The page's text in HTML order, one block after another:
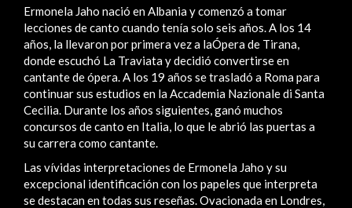
Ermonela Jaho nació en Albania y comenzó a tomar
lecciones de canto cuando tenía solo seis años. A los 14
años, la llevaron por primera vez a laÓpera de Tirana,
donde escuchó La Traviata y decidió convertirse en
cantante de ópera. A los 19 años se trasladó a Roma para
continuar sus estudios en la Accademia Nazionale di Santa
Cecilia. Durante los años siguientes, ganó muchos
concursos de canto en Italia, lo que le abrió las puertas a
su carrera como cantante.
Las vívidas interpretaciones de Ermonela Jaho y su
excepcional identificación con los papeles que interpreta
se destacan en todas sus reseñas. Ovacionada en Londres,